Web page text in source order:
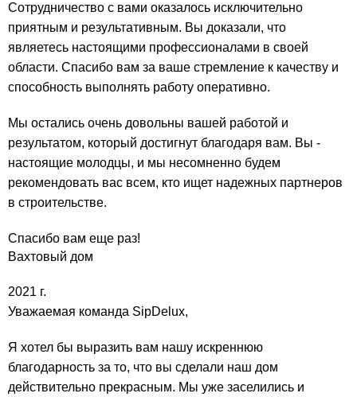
Сотрудничество с вами оказалось исключительно
приятным и результативным. Вы доказали, что
являетесь настоящими профессионалами в своей
области. Спасибо вам за ваше стремление к качеству и
способность выполнять работу оперативно.
Мы остались очень довольны вашей работой и
результатом, который достигнут благодаря вам. Вы -
настоящие молодцы, и мы несомненно будем
рекомендовать вас всем, кто ищет надежных партнеров
в строительстве.
Спасибо вам еще раз!
Вахтовый дом
2021 г.
Уважаемая команда SipDelux,
Я хотел бы выразить вам нашу искреннюю
благодарность за то, что вы сделали наш дом
действительно прекрасным. Мы уже заселились и